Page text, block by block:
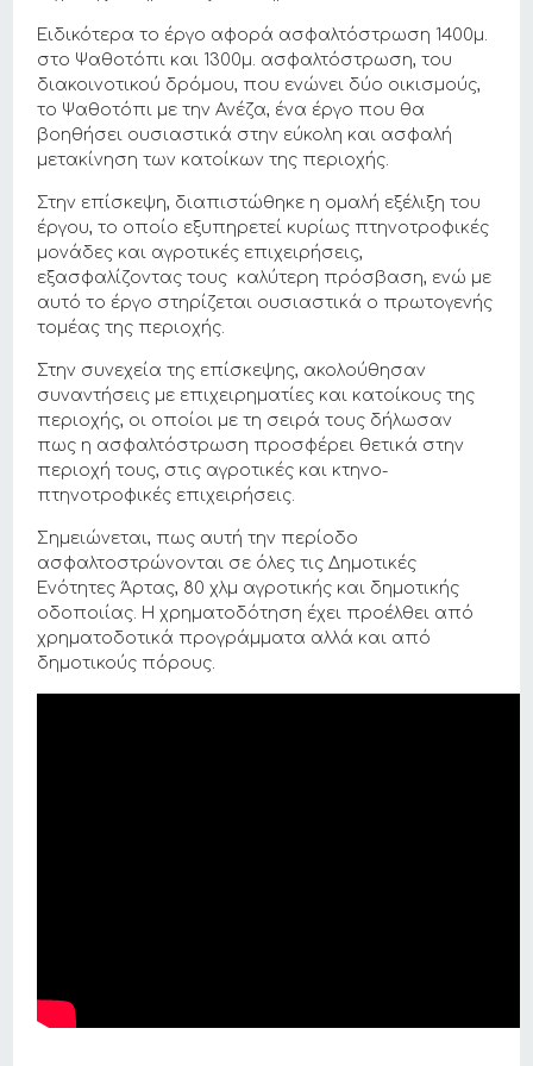
Ειδικότερα το έργο αφορά ασφαλτόστρωση 1400μ.
στο Ψαθοτόπι και 1300μ. ασφαλτόστρωση, του
διακοινοτικού δρόμου, που ενώνει δύο οικισμούς,
το Ψαθοτόπι με την Ανέζα, ένα έργο που θα
βοηθήσει ουσιαστικά στην εύκολη και ασφαλή
μετακίνηση των κατοίκων της περιοχής.
Στην επίσκεψη, διαπιστώθηκε η ομαλή εξέλιξη του
έργου, το οποίο εξυπηρετεί κυρίως πτηνοτροφικές
μονάδες και αγροτικές επιχειρήσεις,
εξασφαλίζοντας τους καλύτερη πρόσβαση, ενώ με
αυτό το έργο στηρίζεται ουσιαστικά ο πρωτογενής
τομέας της περιοχής.
Στην συνεχεία της επίσκεψης, ακολούθησαν
συναντήσεις με επιχειρηματίες και κατοίκους της
περιοχής, οι οποίοι με τη σειρά τους δήλωσαν
πως η ασφαλτόστρωση προσφέρει θετικά στην
περιοχή τους, στις αγροτικές και κτηνο-
πτηνοτροφικές επιχειρήσεις.
Σημειώνεται, πως αυτή την περίοδο
ασφαλτοστρώνονται σε όλες τις Δημοτικές
Ενότητες Άρτας, 80 χλμ αγροτικής και δημοτικής
οδοποιίας. Η χρηματοδότηση έχει προέλθει από
χρηματοδοτικά προγράμματα αλλά και από
δημοτικούς πόρους.